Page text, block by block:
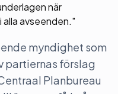
när
avseenden."
myndighet som
partiernas förslag
Planbureau